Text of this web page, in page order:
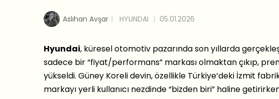
Aslıhan Avşar HYUNDAI 05.01.2026
Hyundai, küresel otomotiv pazarında son yıllarda
sadece bir “fiyat/performans” markası olmaktan çıkıp,
yükseldi. Güney Koreli devin, özellikle Türkiye’deki İzmit
markayı yerli kullanıcı nezdinde “bizden biri” haline